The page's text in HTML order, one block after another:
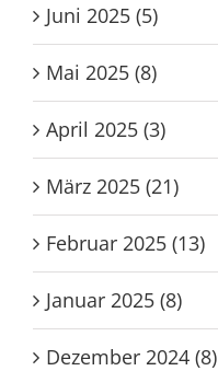
Juni 2025 (5)
Mai 2025 (8)
April 2025 (3)
März 2025 (21)
Februar 2025 (13)
Januar 2025 (8)
Dezember 2024 (8)